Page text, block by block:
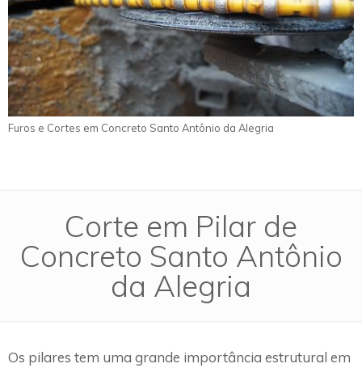
Furos e Cortes em Concreto Santo Antônio da Alegria
Corte em Pilar de
Concreto Santo Antônio
da Alegria
Os pilares tem uma grande importância estrutural em